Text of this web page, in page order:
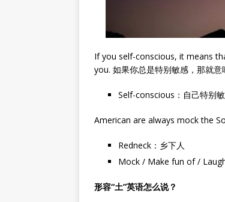
If you self-conscious, it means
you. 如果你总是特别敏感，那就意
Self-conscious：自己特别
American are always mock the
Redneck：乡下人
Mock / Make fun of /
形容“土”英语怎么说？